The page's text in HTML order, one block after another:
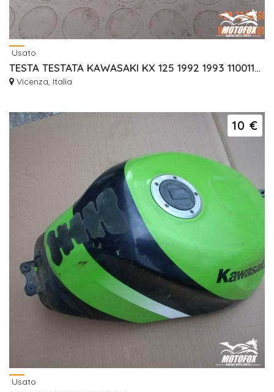
Usato
TESTA TESTATA KAWASAKI KX 125 1992 1993 110011369
Vicenza, Italia
10 €
Usato